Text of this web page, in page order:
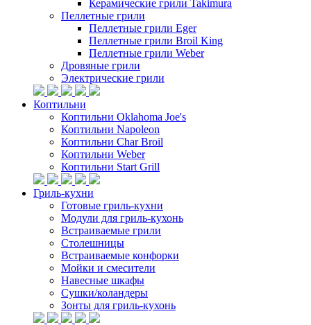
Керамические грили Takimura
Пеллетные грили
Пеллетные грили Eger
Пеллетные грили Broil King
Пеллетные грили Weber
Дровяные грили
Электрические грили
Коптильни
Коптильни Oklahoma Joe's
Коптильни Napoleon
Коптильни Char Broil
Коптильни Weber
Коптильни Start Grill
Гриль-кухни
Готовые гриль-кухни
Модули для гриль-кухонь
Встраиваемые грили
Столешницы
Встраиваемые конфорки
Мойки и смесители
Навесные шкафы
Сушки/коландеры
Зонты для гриль-кухонь